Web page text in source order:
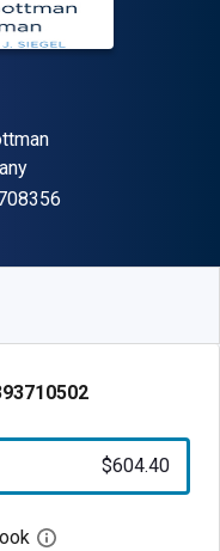
$604.40
Abre el cuadro de